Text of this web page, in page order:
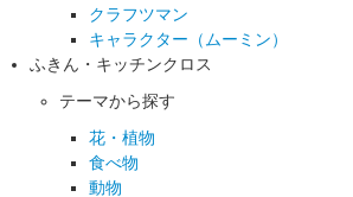
クラフツマン
キャラクター（ムーミン）
ふきん・キッチンクロス
テーマから探す
花・植物
食べ物
動物